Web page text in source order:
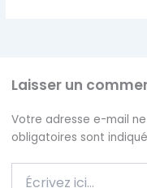
Laisser un
Votre adresse e-mail
obligatoires sont